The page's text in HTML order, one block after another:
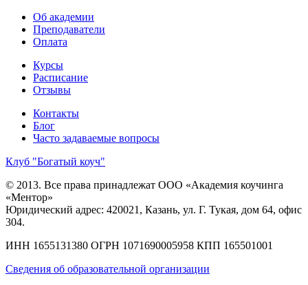
Об академии
Преподаватели
Оплата
Курсы
Расписание
Отзывы
Контакты
Блог
Часто задаваемые вопросы
Клуб "Богатый коуч"
© 2013. Все права принадлежат ООО «Академия коучинга
«Ментор»
Юридический адрес: 420021, Казань, ул. Г. Тукая, дом 64, офис
304.
ИНН 1655131380 ОГРН 1071690005958 КПП 165501001
Сведения об образовательной организации